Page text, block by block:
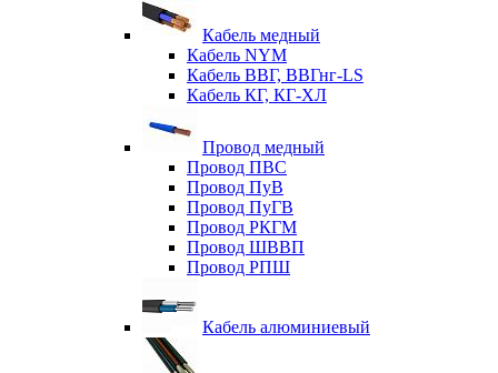
Кабель медный
Кабель NYM
Кабель ВВГ, ВВГнг-LS
Кабель КГ, КГ-ХЛ
Провод медный
Провод ПВС
Провод ПуВ
Провод ПуГВ
Провод РКГМ
Провод ШВВП
Провод РПШ
Кабель алюминиевый